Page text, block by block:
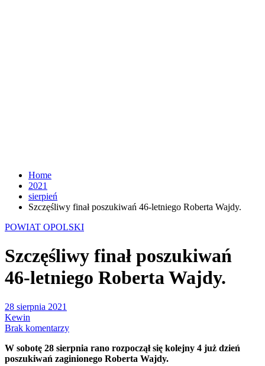
Home
2021
sierpień
Szczęśliwy finał poszukiwań 46-letniego Roberta Wajdy.
POWIAT OPOLSKI
Szczęśliwy finał poszukiwań
46-letniego Roberta Wajdy.
28 sierpnia 2021
Kewin
Brak komentarzy
W sobotę 28 sierpnia rano rozpoczął się kolejny 4 już dzień
poszukiwań zaginionego Roberta Wajdy.